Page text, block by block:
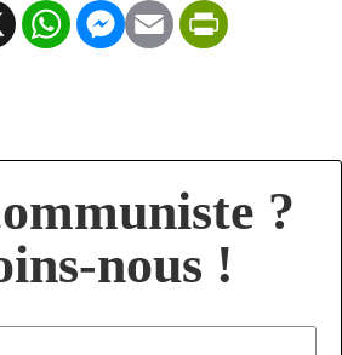
X WhatsApp
Messenger
Email
?
nous !